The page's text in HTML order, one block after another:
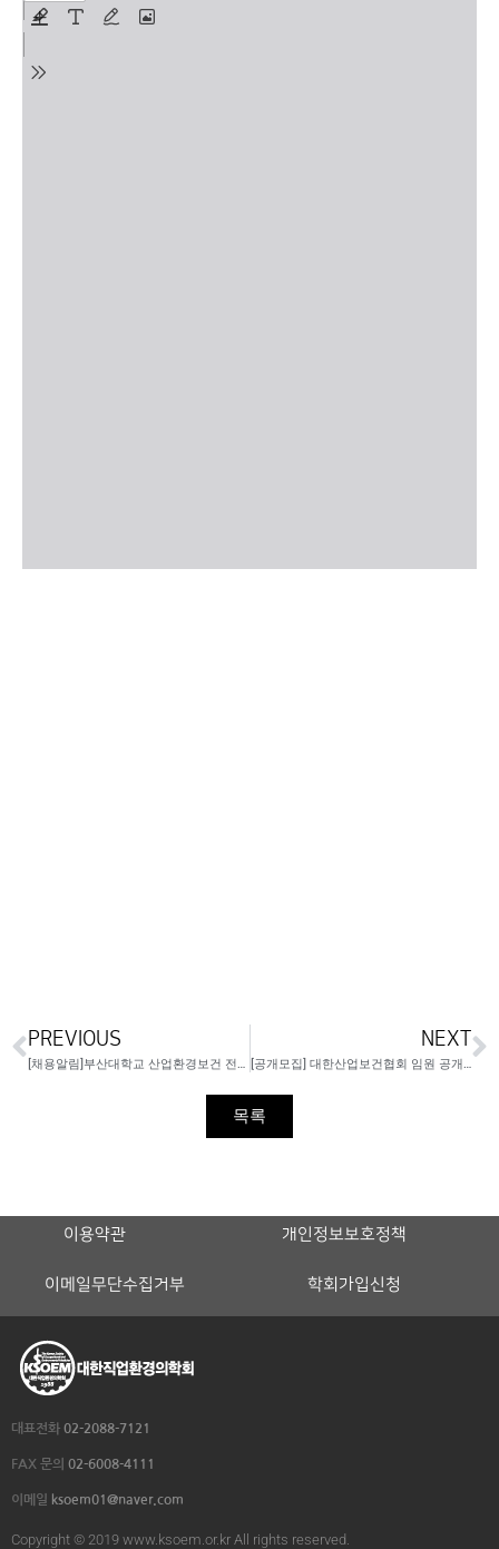
PREVIOUS NEXT
목록
이용약관 개인정보보호정책
이메일무단수집거부 학회가입신청
대표전화 02-2088-7121
FAX 문의 02-6008-4111
이메일 ksoem01@naver.com
Copyright © 2019 www.ksoem.or.kr All rights reserved.